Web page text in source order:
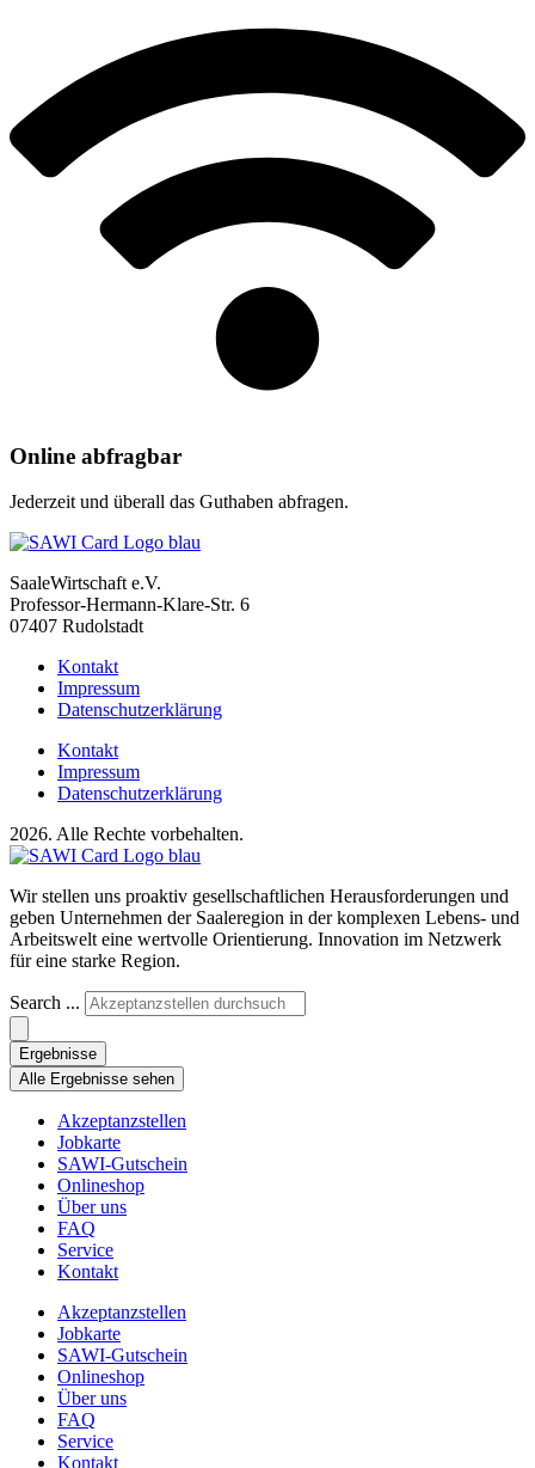
Online abfragbar
Jederzeit und überall das Guthaben abfragen.
SaaleWirtschaft e.V.
Professor-Hermann-Klare-Str. 6
07407 Rudolstadt
Kontakt
Impressum
Datenschutzerklärung
Kontakt
Impressum
Datenschutzerklärung
2026. Alle Rechte vorbehalten.
Wir stellen uns proaktiv gesellschaftlichen Herausforderungen und
geben Unternehmen der Saaleregion in der komplexen Lebens- und
Arbeitswelt eine wertvolle Orientierung. Innovation im Netzwerk
für eine starke Region.
Search ...
Ergebnisse
Alle Ergebnisse sehen
Akzeptanzstellen
Jobkarte
SAWI-Gutschein
Onlineshop
Über uns
FAQ
Service
Kontakt
Akzeptanzstellen
Jobkarte
SAWI-Gutschein
Onlineshop
Über uns
FAQ
Service
Kontakt